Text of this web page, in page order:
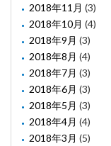
2018年11月 (3)
2018年10月 (4)
2018年9月 (3)
2018年8月 (4)
2018年7月 (3)
2018年6月 (3)
2018年5月 (3)
2018年4月 (4)
2018年3月 (5)